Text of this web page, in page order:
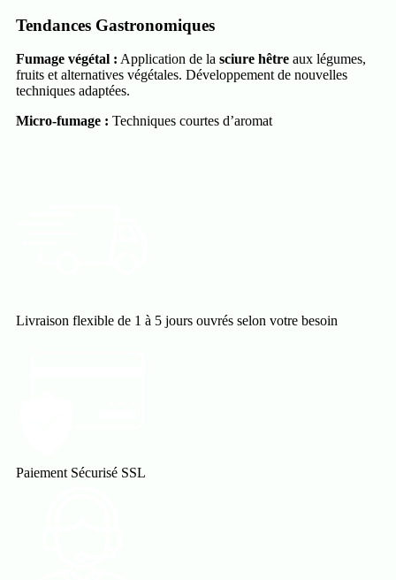
Tendances Gastronomiques
Fumage végétal : Application de la sciure hêtre aux légumes,
fruits et alternatives végétales. Développement de nouvelles
techniques adaptées.
Micro-fumage : Techniques courtes d’aromat
Livraison flexible de 1 à 5 jours ouvrés selon votre besoin
Paiement Sécurisé SSL